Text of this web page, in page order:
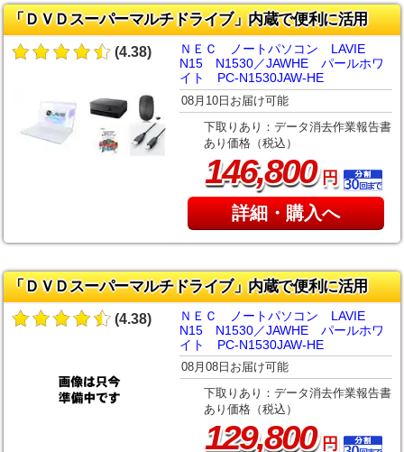
「ＤＶＤスーパーマルチドライブ」内蔵で便利に活用
(4.38)
ＮＥＣ ノートパソコン LAVIE
N15 N1530／JAWHE パールホワ
イト PC-N1530JAW-HE
08月10日お届け可能
下取りあり：データ消去作業報告書
あり価格（税込）
146,800円
詳細・購入へ
「ＤＶＤスーパーマルチドライブ」内蔵で便利に活用
(4.38)
ＮＥＣ ノートパソコン LAVIE
N15 N1530／JAWHE パールホワ
イト PC-N1530JAW-HE
08月08日お届け可能
下取りあり：データ消去作業報告書
あり価格（税込）
129,800円